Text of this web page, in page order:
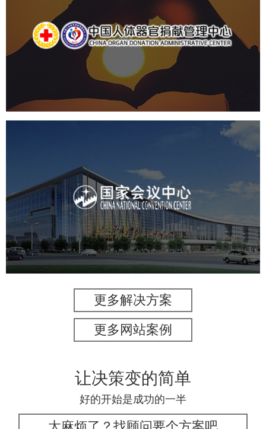
中国人体器官捐献管理中心
国企 品牌官网 网站建设
国家会议中心
专业服务 网站建设 网站设计
更多解决方案
更多网站案例
让决策变的简单
好的开始是成功的一半